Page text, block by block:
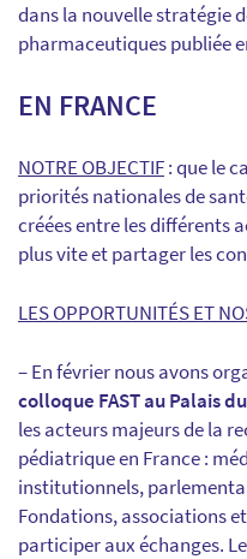
dans la nouvelle stratégie
pharmaceutiques publiée
EN FRANCE
NOTRE OBJECTIF: que le
priorités nationales de
créées entre les différents
plus vite et partager les
LES OPPORTUNITÉS ET
– En février nous avons
colloque FAST au Palais
les acteurs majeurs de la
pédiatrique en France :
institutionnels,
Fondations, associations
participer aux échanges.